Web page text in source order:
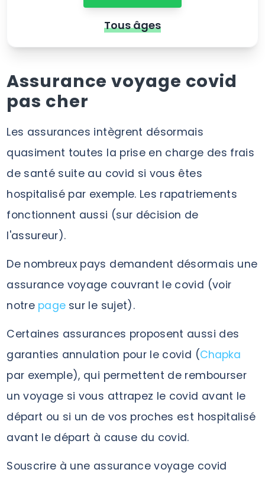
Tous âges
Assurance voyage covid
pas cher
Les assurances intègrent désormais
quasiment toutes la prise en charge des frais
de santé suite au covid si vous êtes
hospitalisé par exemple. Les rapatriements
fonctionnent aussi (sur décision de
l'assureur).
De nombreux pays demandent désormais une
assurance voyage couvrant le covid (voir
notre pagesur le sujet).
Certaines assurances proposent aussi des
garanties annulation pour le covid (Chapka
par exemple), qui permettent de rembourser
un voyage si vous attrapez le covid avant le
départ ou si un de vos proches est hospitalisé
avant le départ à cause du covid.
Souscrire à une assurance voyage covid